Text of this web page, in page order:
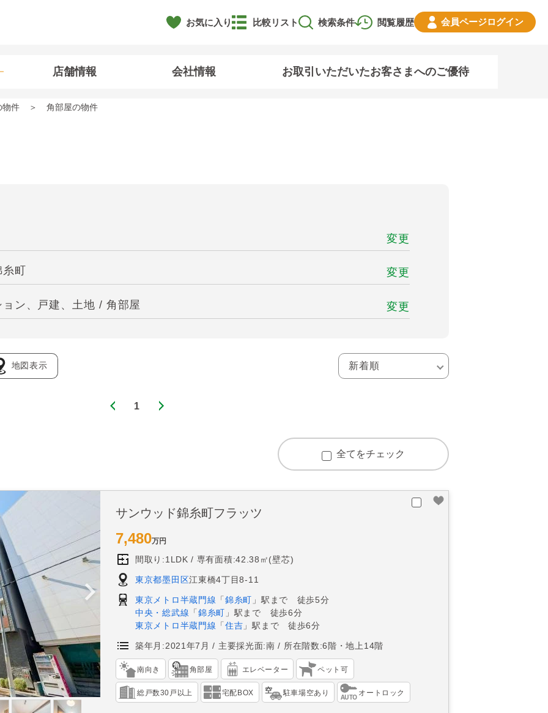
お気に入り 閲覧履歴
比較リスト 検索条件 会員ページログイン
店舗情報 会社情報 お取引いただいたお客さまへのご優待
物件 角部屋の物件
変更
町 変更
ン、戸建、土地 / 角部屋 変更
地図表示
1
全てをチェック
サンウッド錦糸町フラッツ
7,480万円
間取り:1LDK 専有面積:42.38㎡(壁芯)
東京都墨田区江東橋4丁目8-11
東京メトロ半蔵門線 「錦糸町 」駅まで 徒歩5分
中央・総武線 「 錦糸町 」駅まで 徒歩6分
東京メトロ半蔵門線 「住吉 」駅まで 徒歩6分
築年月:2021年7月 主要採光面:南 所在階数:6階・地上14階
南向き 角部屋 エレベーター ペット可
総戸数30戸以上 宅配BOX 駐車場空あり オートロック